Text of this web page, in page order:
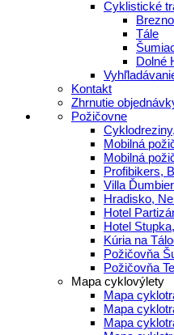
Cyklistické
Brezno
Tále
Dolné
Kontakt
Zhrnutie
Požičovne
Mobilná
Mobilná
Profibikers,
Villa
Hradisko,
Hotel
Hotel
Kúria na
Požičovňa
Požičovňa
Mapa cyklovýlety
Mapa
Mapa
Mapa